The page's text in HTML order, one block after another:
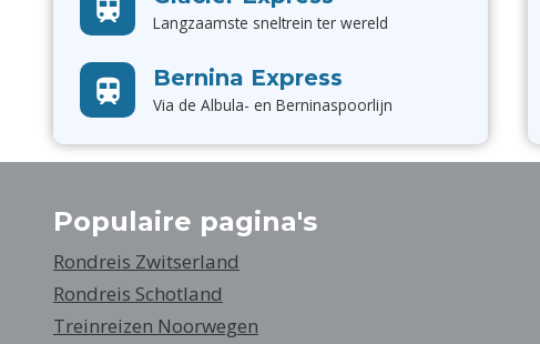
Langzaamste sneltrein ter wereld
Bernina Express
Via de Albula- en Berninaspoorlijn
Populaire pagina's
Rondreis Zwitserland
Rondreis Schotland
Treinreizen Noorwegen